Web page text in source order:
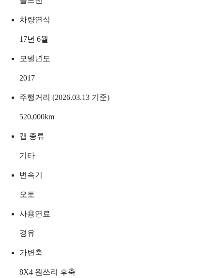
차량연식
17년 6월
모델년도
2017
주행거리 (2026.03.13 기준)
520,000km
캡 종류
기타
변속기
오토
사용연료
경유
가변축
8X4 원쓰리 후축